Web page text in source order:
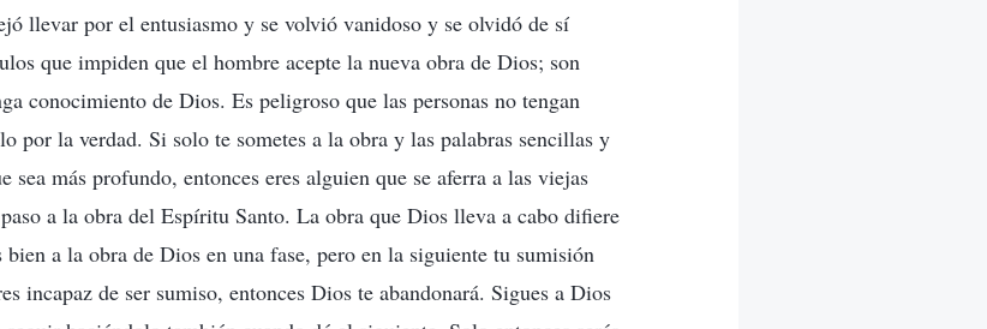
llevar por el entusiasmo y se volvió vanidoso y se olvidó de sí
que impiden que el hombre acepte la nueva obra de Dios; son
conocimiento de Dios. Es peligroso que las personas no tengan
por la verdad. Si solo te sometes a la obra y las palabras sencillas y
sea más profundo, entonces eres alguien que se aferra a las viejas
a la obra del Espíritu Santo. La obra que Dios lleva a cabo difiere
bien a la obra de Dios en una fase, pero en la siguiente tu sumisión
incapaz de ser sumiso, entonces Dios te abandonará. Sigues a Dios